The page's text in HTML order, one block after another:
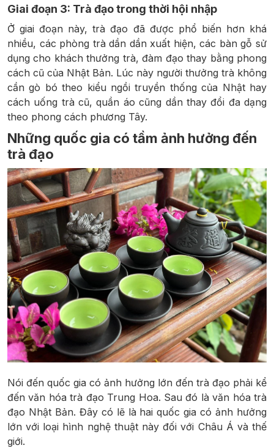
Giai đoạn 3: Trà đạo trong thời hội nhập
Ở giai đoạn này, trà đạo đã được phổ biến hơn khá
nhiều, các phòng trà dần dần xuất hiện, các bàn gỗ sử
dụng cho khách thưởng trà, đàm đạo thay bằng phong
cách cũ của Nhật Bản. Lúc này người thưởng trà không
cần gò bó theo kiểu ngồi truyền thống của Nhật hay
cách uống trà cũ, quần áo cũng dần thay đổi đa dạng
theo phong cách phương Tây.
Những quốc gia có tầm ảnh hưởng đến
trà đạo
Nói đến quốc gia có ảnh hưởng lớn đến trà đạo phải kể
đến văn hóa trà đạo Trung Hoa. Sau đó là văn hóa trà
đạo Nhật Bản. Đây có lẽ là hai quốc gia có ảnh hưởng
lớn với loại hình nghệ thuật này đối với Châu Á và thế
giới.